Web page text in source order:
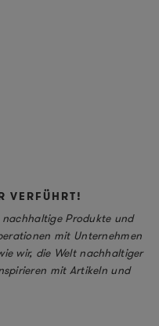
VERFÜHRT!
Produkte und
mit Unternehmen
wir, die Welt nachhaltiger
mit Artikeln und